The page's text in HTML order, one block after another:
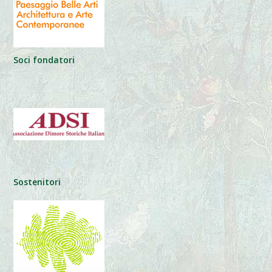
Soci fondatori
Sostenitori